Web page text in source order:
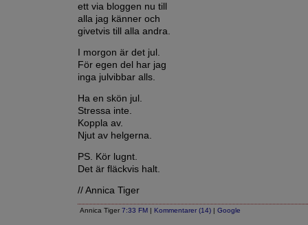
ett via bloggen nu till
alla jag känner och
givetvis till alla andra.
I morgon är det jul.
För egen del har jag
inga julvibbar alls.
Ha en skön jul.
Stressa inte.
Koppla av.
Njut av helgerna.
PS. Kör lugnt.
Det är fläckvis halt.
// Annica Tiger
Annica Tiger 7:33 FM | Kommentarer (14) | Google